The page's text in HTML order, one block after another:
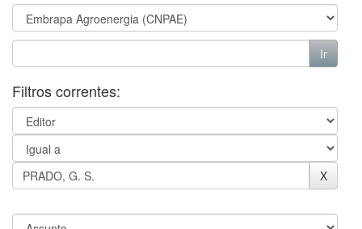
Filtros correntes: